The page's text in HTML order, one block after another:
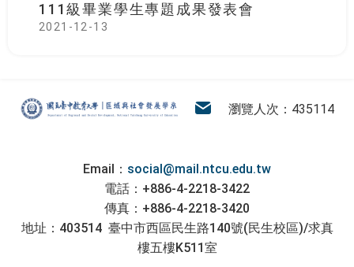
111級畢業學生專題成果發表會
2021-12-13
::: 瀏覽人次：435114
區域與社會發展學系
電子信箱
Email： social@mail.ntcu.edu.tw
電話：+886-4-2218-3422
傳真：+886-4-2218-3420
地址：403514 臺中市西區民生路140號(民生校區)/求真
樓五樓K511室